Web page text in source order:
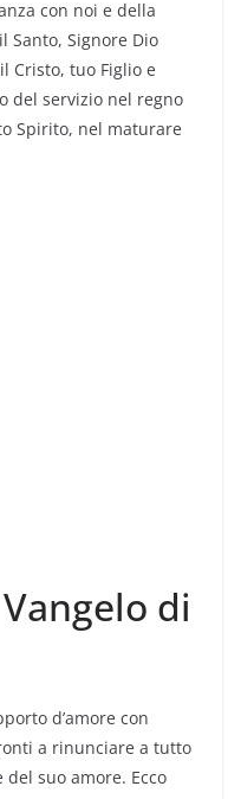
con noi e della
Santo, Signore Dio
Cristo, tuo Figlio e
del servizio nel regno
Spirito, nel maturare
di
d’amore con
a rinunciare a tutto
suo amore. Ecco